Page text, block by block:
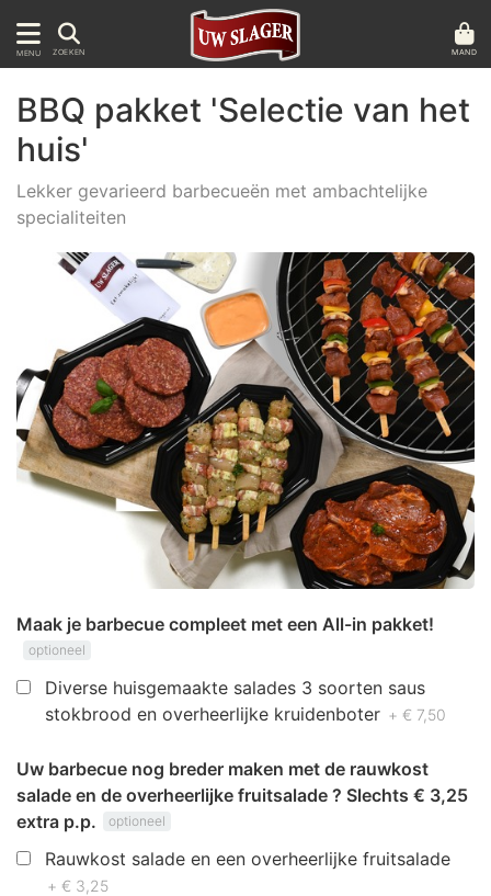
MENU ZOEKEN MAND
BBQ pakket 'Selectie van het
huis'
Lekker gevarieerd barbecueën met ambachtelijke
specialiteiten
Maak je barbecue compleet met een All-in pakket!
optioneel
Diverse huisgemaakte salades 3 soorten saus
stokbrood en overheerlijke kruidenboter + € 7,50
Uw barbecue nog breder maken met de rauwkost
salade en de overheerlijke fruitsalade ? Slechts € 3,25
extra p.p.
optioneel
Rauwkost salade en een overheerlijke fruitsalade
+ € 3,25